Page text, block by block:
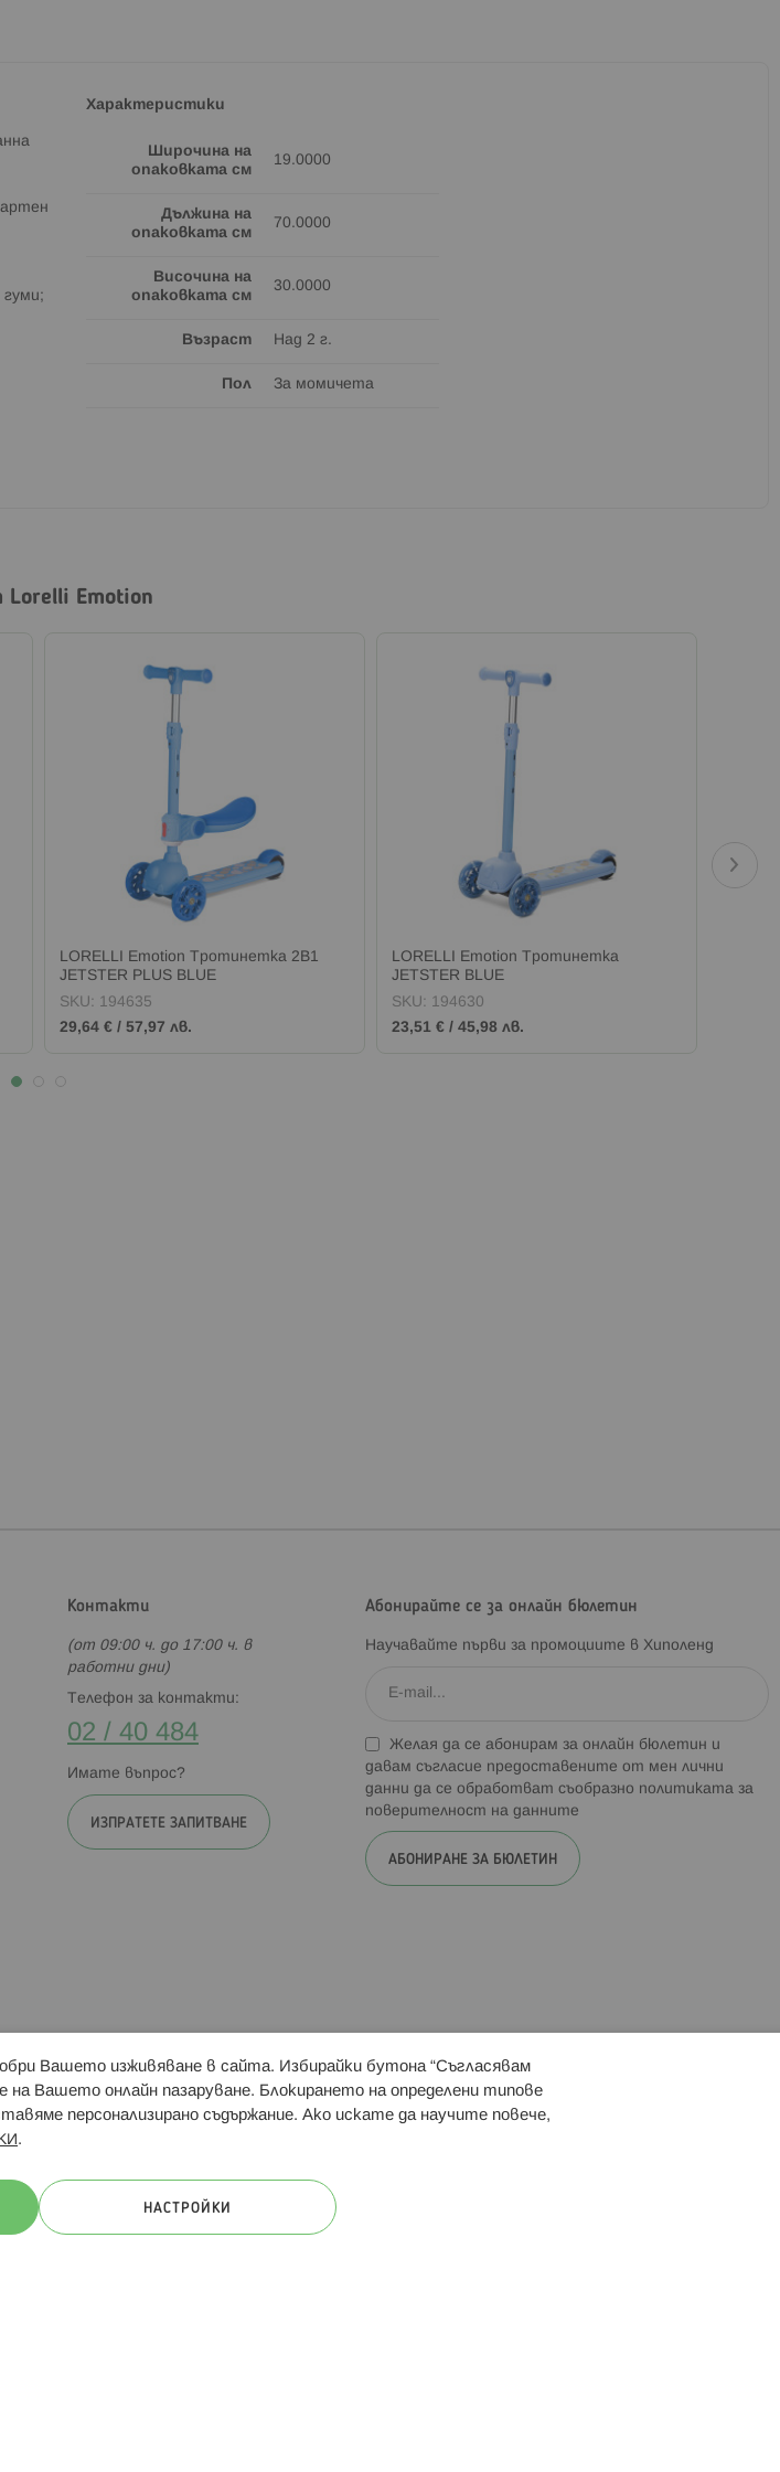
гуми;
Характеристики
Широчина на
опаковката см
19.0000
Дължина на
опаковката см
70.0000
Височина на
опаковката см
30.0000
Възраст Над 2 г.
Пол За момичета
Emotion
LORELLI Emotion Тротинетка 2В1
JETSTER PLUS BLUE
SKU: 194635
29,64 € / 57,97 лв.
LORELLI Emotion Тротинетка
JETSTER BLUE
SKU: 194630
23,51 € / 45,98 лв.
Контакти
(от 09:00 ч. до 17:00 ч. в
работни дни)
Телефон за контакти:
02 / 40 484
Имате въпрос?
ИЗПРАТЕТЕ ЗАПИТВАНЕ
Абонирайте се за онлайн бюлетин
Научавайте първи за промоциите в Хиполенд
Желая да се абонирам за онлайн бюлетин и
давам съгласие предоставените от мен лични
данни да се обработват съобразно политиката за
поверителност на данните
АБОНИРАНЕ ЗА БЮЛЕТИН
Hippoland.ro Последвайте ни:
Вашето изживяване в сайта. Избирайки бутона “Съгласявам
Вашето онлайн пазаруване. Блокирането на определени типове
персонализирано съдържание. Ако искате да научите повече,
.
НАСТРОЙКИ